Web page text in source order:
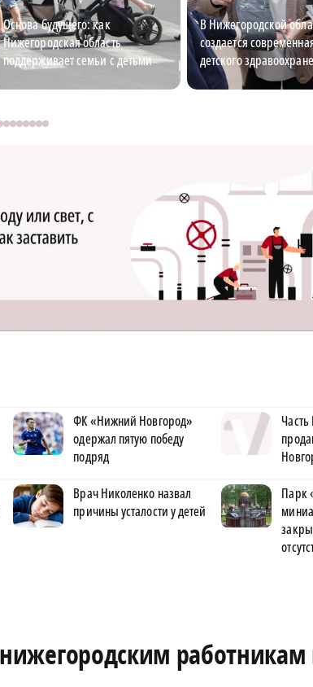
Основа будущего: как
Нижегородская область
поддерживает семьи с детьми
В Нижегородской
создается
детского
ФК «Нижний Новгород»
одержал пятую победу
подряд
Врач Николенко назвал
причины усталости у детей
Парк